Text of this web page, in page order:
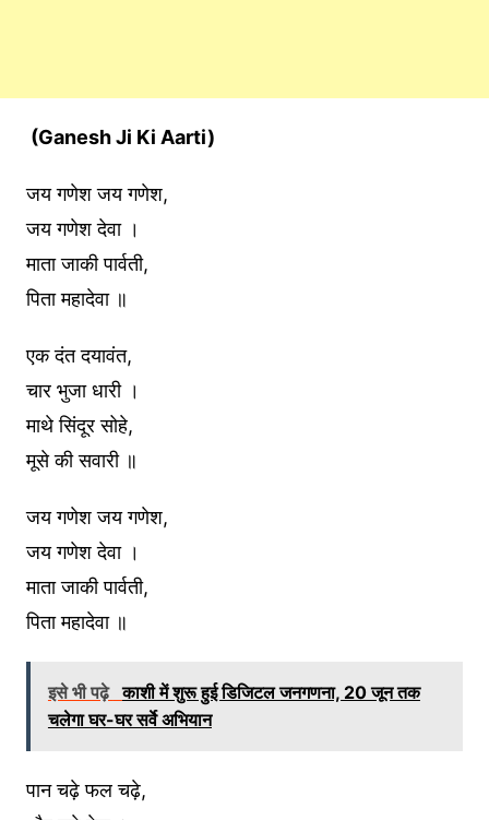
(Ganesh Ji Ki Aarti)
जय गणेश जय गणेश,
जय गणेश देवा ।
माता जाकी पार्वती,
पिता महादेवा ॥
एक दंत दयावंत,
चार भुजा धारी ।
माथे सिंदूर सोहे,
मूसे की सवारी ॥
जय गणेश जय गणेश,
जय गणेश देवा ।
माता जाकी पार्वती,
पिता महादेवा ॥
इसे भी पढ़े काशी में शुरू हुई डिजिटल जनगणना, 20 जून तक
चलेगा घर-घर सर्वे अभियान
पान चढ़े फल चढ़े,